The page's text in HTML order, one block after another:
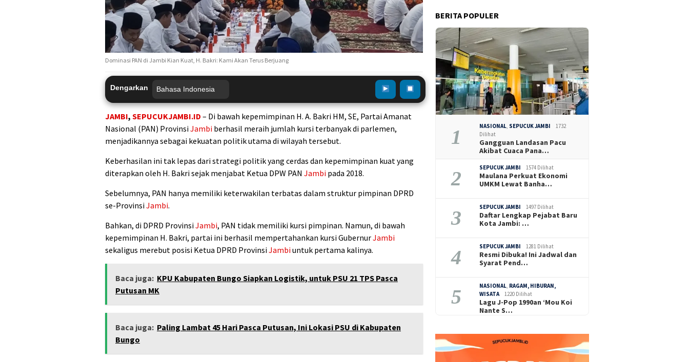
Dominasi PAN di Jambi Kian Kuat, H. Bakri: Kami Akan Terus Berjuang
Dengarkan
JAMBI, SEPUCUKJAMBI.ID – Di bawah kepemimpinan H. A. Bakri HM, SE, Partai Amanat
Nasional (PAN) ProvinsiJambi berhasil meraih jumlah kursi terbanyak di parlemen,
menjadikannya sebagai kekuatan politik utama di wilayah tersebut.
Keberhasilan ini tak lepas dari strategi politik yang cerdas dan kepemimpinan kuat yang
diterapkan oleh H. Bakri sejak menjabat Ketua DPW PAN Jambi pada 2018.
Sebelumnya, PAN hanya memiliki keterwakilan terbatas dalam struktur pimpinan DPRD
se-ProvinsiJambi.
Bahkan, di DPRD ProvinsiJambi, PAN tidak memiliki kursi pimpinan. Namun, di bawah
kepemimpinan H. Bakri, partai ini berhasil mempertahankan kursi GubernurJambi
sekaligus merebut posisi Ketua DPRD ProvinsiJambiuntuk pertama kalinya.
Baca juga: KPU Kabupaten Bungo Siapkan Logistik, untuk PSU 21 TPS Pasca
Putusan MK
Baca juga: Paling Lambat 45 Hari Pasca Putusan, Ini Lokasi PSU di Kabupaten
Bungo
BERITA POPULER
1 NASIONAL SEPUCUK JAMBI
1732
Dilihat
Gangguan Landasan Pacu
Akibat Cuaca Pana…
2 SEPUCUK JAMBI 1574 Dilihat
Maulana Perkuat Ekonomi
UMKM Lewat Banha…
3 SEPUCUK JAMBI 1497 Dilihat
Daftar Lengkap Pejabat Baru
Kota Jambi: …
4 SEPUCUK JAMBI 1281 Dilihat
Resmi Dibuka! Ini Jadwal dan
Syarat Pend…
5 NASIONAL RAGAM, HIBURAN,
WISATA
1220 Dilihat
Lagu J-Pop 1990an ‘Mou Koi
Nante S…